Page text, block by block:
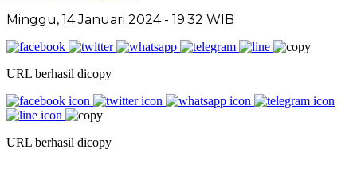
Minggu, 14 Januari 2024 - 19:32 WIB
URL berhasil dicopy
URL berhasil dicopy